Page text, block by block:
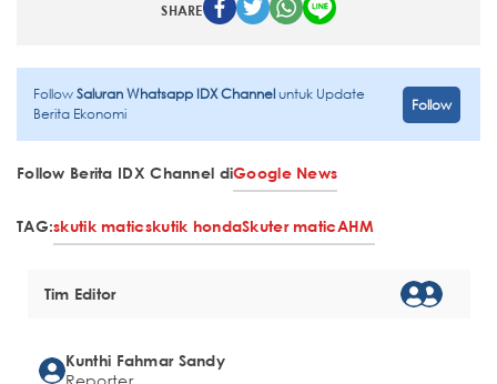
SHARE
FollowSaluran Whatsapp IDX Channeluntuk Update
Berita Ekonomi
Follow
Follow Berita IDX Channel diGoogle News
TAG:skutik maticskutik hondaSkuter maticAHM
Tim Editor
Kunthi Fahmar Sandy